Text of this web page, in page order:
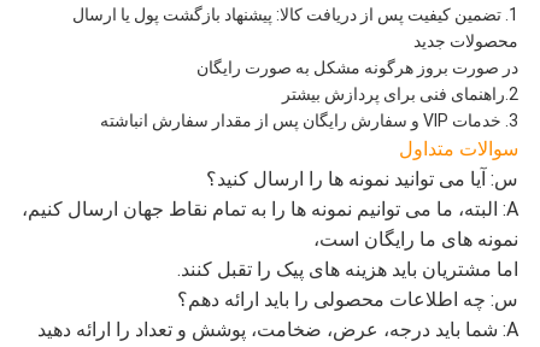
1. تضمین کیفیت پس از دریافت کالا: پیشنهاد بازگشت پول یا ارسال
محصولات جدید
در صورت بروز هرگونه مشکل به صورت رایگان
2.راهنمای فنی برای پردازش بیشتر
3. خدمات VIP و سفارش رایگان پس از مقدار سفارش انباشته
سوالات متداول
س: آیا می توانید نمونه ها را ارسال کنید؟
A: البته، ما می توانیم نمونه ها را به تمام نقاط جهان ارسال کنیم،
نمونه های ما رایگان است،
اما مشتریان باید هزینه های پیک را تقبل کنند.
س: چه اطلاعات محصولی را باید ارائه دهم؟
A: شما باید درجه، عرض، ضخامت، پوشش و تعداد را ارائه دهید